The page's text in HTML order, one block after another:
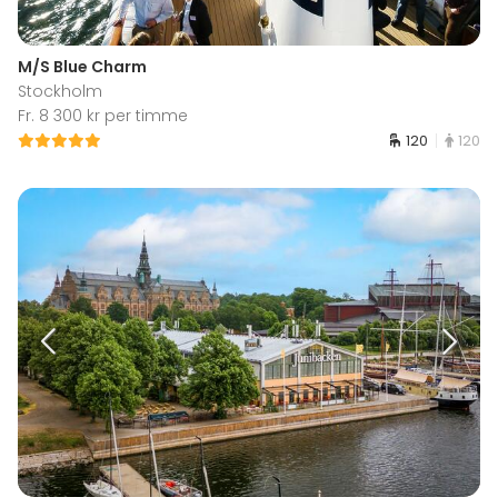
M/S Blue Charm
Stockholm
Fr. 8 300 kr per timme
120 120